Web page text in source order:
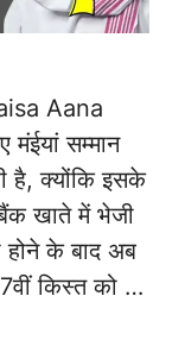
Aana
सम्मान
है, क्योंकि इसके
खाते में भेजी
होने के बाद अब
किस्त को …